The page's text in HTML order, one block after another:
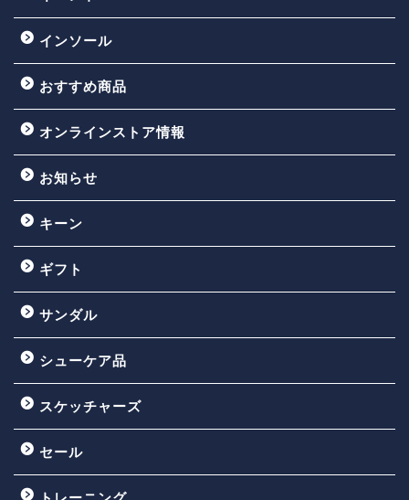
インソール
おすすめ商品
オンラインストア情報
お知らせ
キーン
ギフト
サンダル
シューケア品
スケッチャーズ
セール